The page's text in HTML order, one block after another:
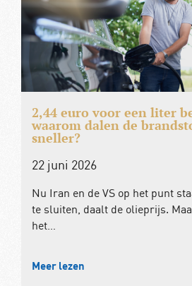
2,44 euro voor een liter
waarom dalen de
sneller?
22 juni 2026
Nu Iran en de VS op het punt
te sluiten, daalt de olieprijs.
het…
Meer lezen